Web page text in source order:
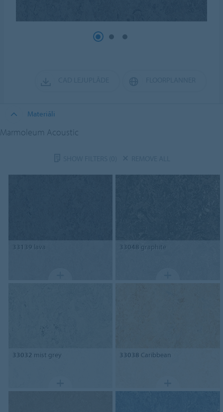
Materiāli
Marmoleum Acoustic
33139 lava 33048 graphite
33032 mist grey 33038 Caribbean